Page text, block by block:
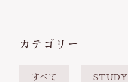
カテゴリー
すべて STUDY